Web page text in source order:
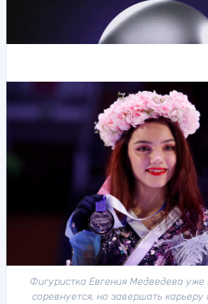
Фигуристка Евгения Медведева уже
соревнуется, но завершать